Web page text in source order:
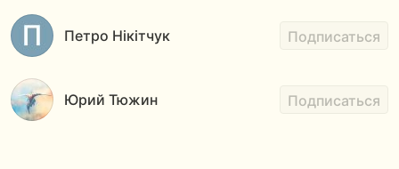
Петро Нікітчук Подписаться
Юрий Тюжин Подписаться